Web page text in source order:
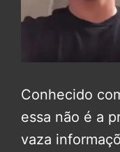
Conhecido
essa não é a
vaza